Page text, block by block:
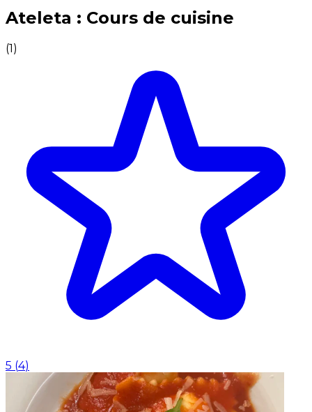
Expériences culinaires inoubliables : Expériences
Ateleta : Cours de cuisine
(1)
5 (4)